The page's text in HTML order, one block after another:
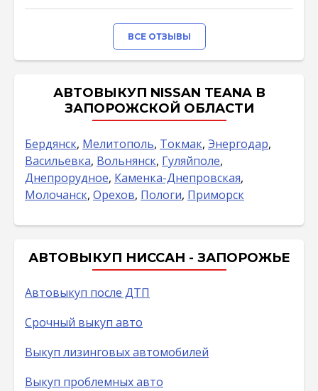
ВСЕ ОТЗЫВЫ
АВТОВЫКУП NISSAN TEANA В
ЗАПОРОЖСКОЙ ОБЛАСТИ
Бердянск, Мелитополь, Токмак, Энергодар,
Васильевка, Вольнянск, Гуляйполе,
Днепрорудное, Каменка-Днепровская,
Молочанск, Орехов, Пологи, Приморск
АВТОВЫКУП НИССАН - ЗАПОРОЖЬЕ
Автовыкуп после ДТП
Срочный выкуп авто
Выкуп лизинговых автомобилей
Выкуп проблемных авто